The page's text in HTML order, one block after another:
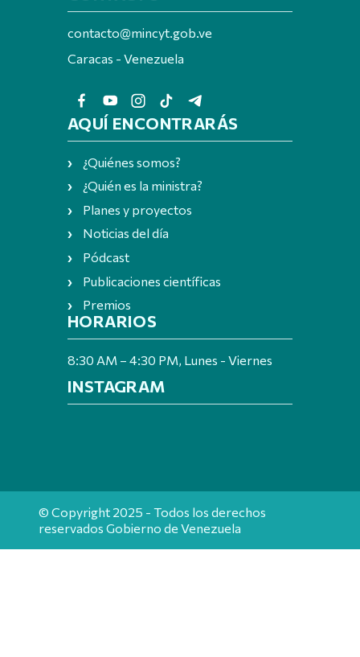
contacto@mincyt.gob.ve
Caracas - Venezuela
AQUÍ ENCONTRARÁS
¿Quiénes somos?
¿Quién es la ministra?
Planes y proyectos
Noticias del día
Pódcast
Publicaciones científicas
Premios
HORARIOS
8:30 AM – 4:30 PM, Lunes - Viernes
INSTAGRAM
© Copyright 2025 - Todos los derechos
reservados Gobierno de Venezuela